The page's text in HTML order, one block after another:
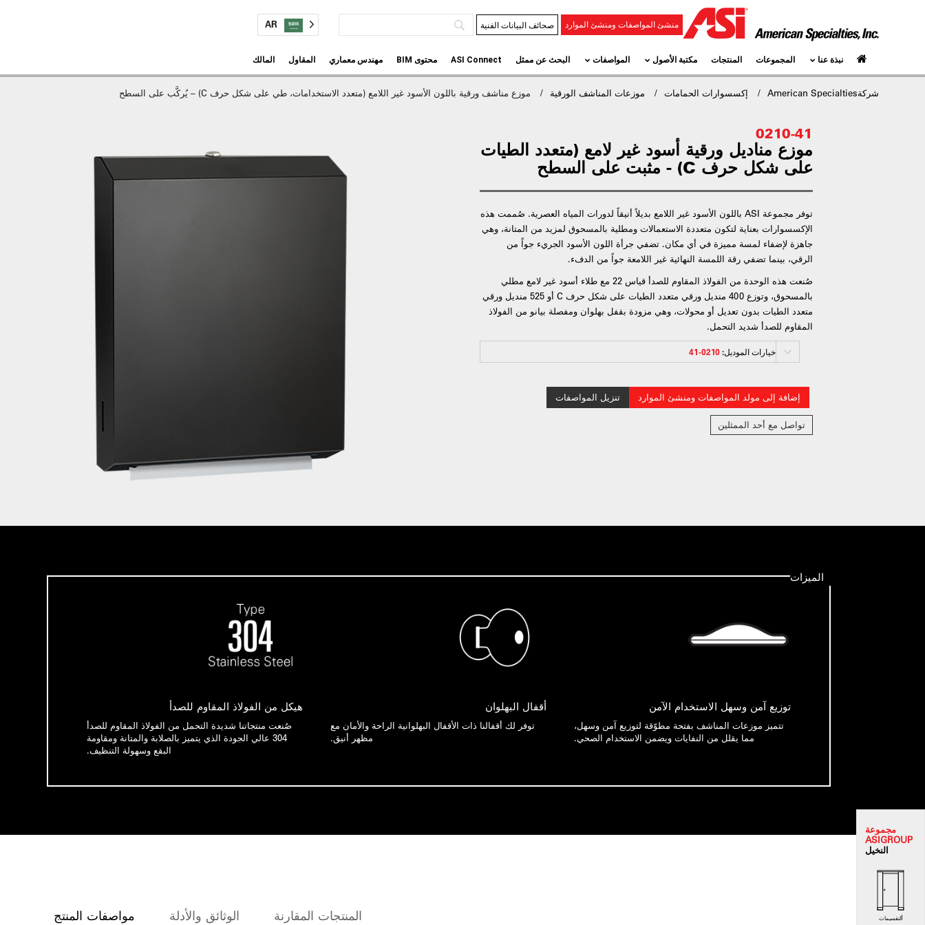
منشئ المواصفات ومنشئ الموارد صحائف البيانات الفنية AR
نبذة عنا المجموعات المنتجات مكتبة الأصول المواصفات البحث عن ممثل ASI Connect محتوى BIM مهندس معماري المقاول المالك
شركةAmerican Specialties إكسسوارات الحمامات موزعات المناشف الورقية موزع مناشف ورقية باللون الأسود غير اللامع (متعدد الاستخدامات، طي على شكل حرف C) – يُركَّب على السطح
0210-41
موزع مناديل ورقية أسود غير لامع (متعدد الطيات
على شكل حرف C) - مثبت على السطح
توفر مجموعة ASI باللون الأسود غير اللامع بديلاً أنيقاً لدورات المياه العصرية. صُممت هذه
الإكسسوارات بعناية لتكون متعددة الاستعمالات ومطلية بالمسحوق لمزيد من المتانة، وهي
جاهزة لإضفاء لمسة مميزة في أي مكان. تضفي جرأة اللون الأسود الجريء جواً من
الرقي، بينما تضفي رقة اللمسة النهائية غير اللامعة جواً من الدفء.
صُنعت هذه الوحدة من الفولاذ المقاوم للصدأ قياس 22 مع طلاء أسود غير لامع مطلي
بالمسحوق، وتوزع 400 منديل ورقي متعدد الطيات على شكل حرف C أو 525 منديل ورقي
متعدد الطيات بدون تعديل أو محولات، وهي مزودة بقفل بهلوان ومفصلة بيانو من الفولاذ
المقاوم للصدأ شديد التحمل.
خيارات الموديل:0210-41
إضافة إلى مولد المواصفات ومنشئ الموارد تنزيل المواصفات
تواصل مع أحد الممثلين
الميزات
هيكل من الفولاذ المقاوم للصدأ
صُنعت منتجاتنا شديدة التحمل من الفولاذ المقاوم للصدأ
304 عالي الجودة الذي يتميز بالصلابة والمتانة ومقاومة
البقع وسهولة التنظيف.
أقفال البهلوان
توفر لك أقفالنا ذات الأقفال البهلوانية الراحة والأمان مع
مظهر أنيق.
توزيع آمن وسهل الاستخدام الآمن
تتميز موزعات المناشف بفتحة مطوّقة لتوزيع آمن وسهل،
مما يقلل من النفايات ويضمن الاستخدام الصحي.
مواصفات المنتج الوثائق والأدلة المنتجات المقارنة
مجموعة
ASIGROUP
النخيل
التقسيمات